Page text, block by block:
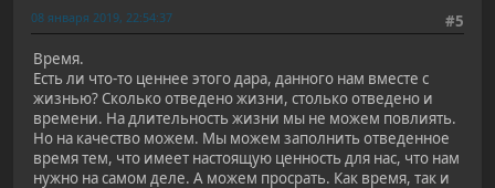
#5
08 января 2019, 22:54:37
Время.
Есть ли что-то ценнее этого дара, данного нам вместе с
жизнью? Сколько отведено жизни, столько отведено и
времени. На длительность жизни мы не можем повлиять.
Но на качество можем. Мы можем заполнить отведенное
время тем, что имеет настоящую ценность для нас, что нам
нужно на самом деле. А можем просрать. Как время, так и